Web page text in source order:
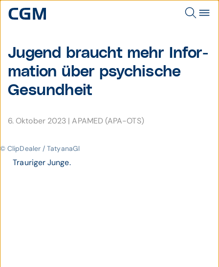
Jugend braucht mehr Infor­
mation über psy­chische
Gesund­heit
6. Oktober 2023 |APAMED (APA-OTS)
© ClipDealer / TatyanaGl
Trauriger Junge.